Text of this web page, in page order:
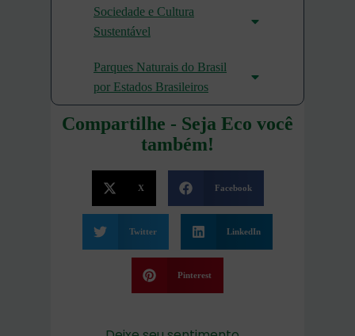
Sociedade e Cultura
Sustentável
Parques Naturais do Brasil
por Estados Brasileiros
Compartilhe - Seja Eco você
também!
X Facebook
Twitter LinkedIn
Pinterest